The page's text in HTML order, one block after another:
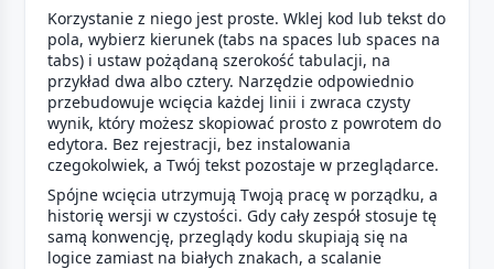
Korzystanie z niego jest proste. Wklej kod lub tekst do
pola, wybierz kierunek (tabs na spaces lub spaces na
tabs) i ustaw pożądaną szerokość tabulacji, na
przykład dwa albo cztery. Narzędzie odpowiednio
przebudowuje wcięcia każdej linii i zwraca czysty
wynik, który możesz skopiować prosto z powrotem do
edytora. Bez rejestracji, bez instalowania
czegokolwiek, a Twój tekst pozostaje w przeglądarce.
Spójne wcięcia utrzymują Twoją pracę w porządku, a
historię wersji w czystości. Gdy cały zespół stosuje tę
samą konwencję, przeglądy kodu skupiają się na
logice zamiast na białych znakach, a scalanie